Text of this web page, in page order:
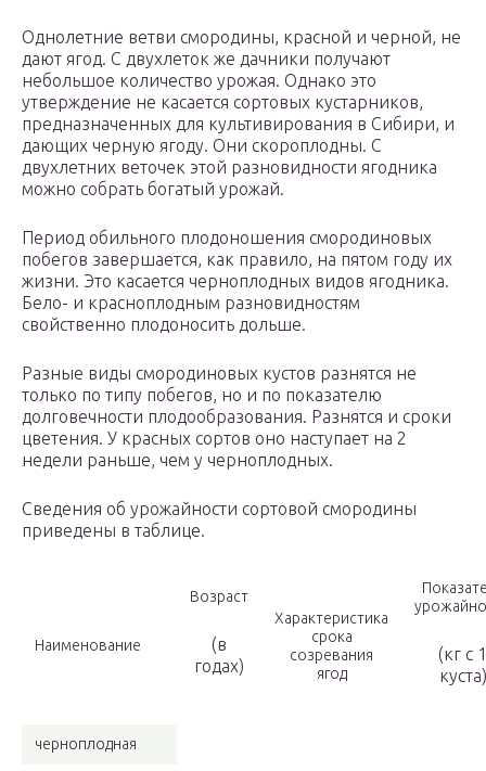
Однолетние ветви смородины, красной и черной, не
дают ягод. С двухлеток же дачники получают
небольшое количество урожая. Однако это
утверждение не касается сортовых кустарников,
предназначенных для культивирования в Сибири, и
дающих черную ягоду. Они скороплодны. С
двухлетних веточек этой разновидности ягодника
можно собрать богатый урожай.
Период обильного плодоношения смородиновых
побегов завершается, как правило, на пятом году их
жизни. Это касается черноплодных видов ягодника.
Бело- и красноплодным разновидностям
свойственно плодоносить дольше.
Разные виды смородиновых кустов разнятся не
только по типу побегов, но и по показателю
долговечности плодообразования. Разнятся и сроки
цветения. У красных сортов оно наступает на 2
недели раньше, чем у черноплодных.
Сведения об урожайности сортовой смородины
приведены в таблице.
Наименование
Возраст
(в
годах)
Характеристика
срока
созревания
ягод
(кг с 1
куста)
черноплодная